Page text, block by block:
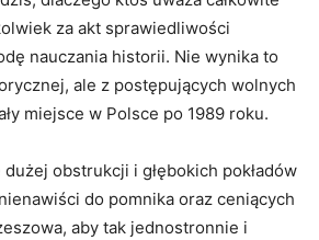
za akt sprawiedliwości
nauczania historii. Nie wynika to
ale z postępujących wolnych
miejsce w Polsce po 1989 roku.
obstrukcji i głębokich pokładów
do pomnika oraz ceniących
aby tak jednostronnie i